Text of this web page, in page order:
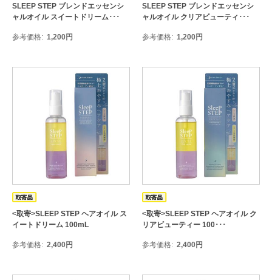
SLEEP STEP ブレンドエッセンシ
ャルオイル スイートドリーム･･･
参考価格 1,200円
SLEEP STEP ブレンドエッセンシ
ャルオイル クリアビューティ･･･
参考価格 1,200円
<取寄>SLEEP STEP ヘアオイル ス
イートドリーム 100mL
参考価格 2,400円
<取寄>SLEEP STEP ヘアオイル ク
リアビューティー 100･･･
参考価格 2,400円